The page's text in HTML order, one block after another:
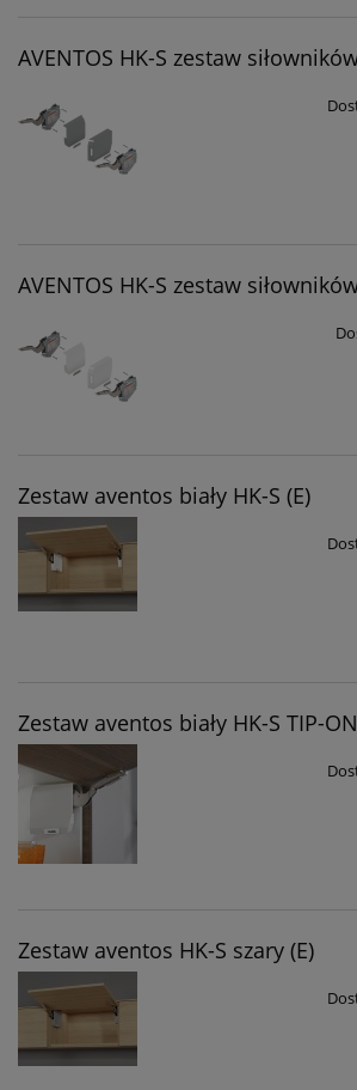
AVENTOS HK-S zestaw
AVENTOS HK-S zestaw
Zestaw aventos biały HK-S (E)
Zestaw aventos biały HK-S TIP-
Zestaw aventos HK-S szary (E)